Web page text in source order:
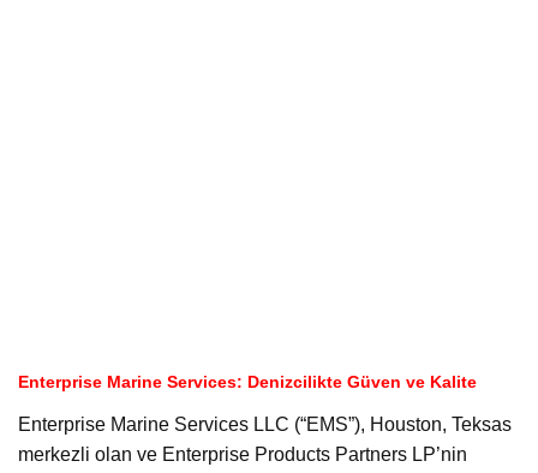
Enterprise Marine Services: Denizcilikte Güven ve Kalite
Enterprise Marine Services LLC (“EMS”), Houston, Teksas
merkezli olan ve Enterprise Products Partners LP’nin